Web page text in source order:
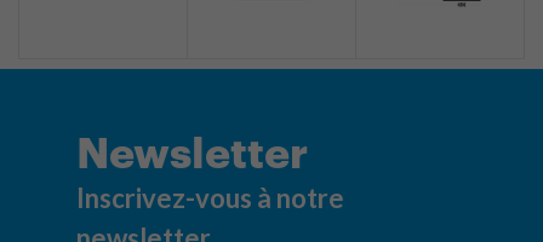
Newsletter
Inscrivez-vous à notre